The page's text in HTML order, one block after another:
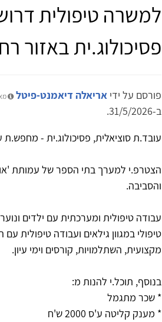
למשרה טיפולית
פסיכולוג.ית באזור
פורסם על ידי אריאלה דיאמנט-פיטל
ב-31/5/2026.
עובד.ת סוציאלית, פסיכולוג.ית -
הצטרפ.י למערך בתי הספר של עמותת
והסביבה.
עבודה טיפולית ומערכתית עם ילדים
טיפולי במגוון גילאים ועבודה טיפולית
מקצועית, השתלמויות, קורסים וימי עיון.
בנוסף, תוכל.י להנות מ:
* שכר מתגמל
* מענק קליטה ע'ס 2000 ש'ח